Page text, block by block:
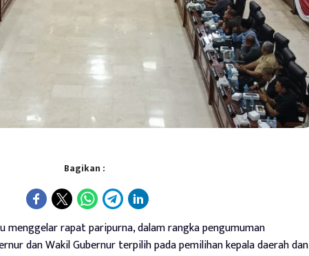
Bagikan :
menggelar rapat paripurna, dalam rangka pengumuman
dan Wakil Gubernur terpilih pada pemilihan kepala daerah dan